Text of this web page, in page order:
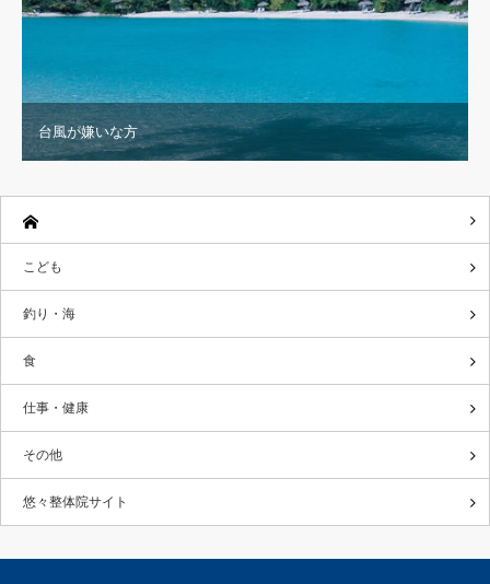
台風が嫌いな方
こども
釣り・海
食
仕事・健康
その他
悠々整体院サイト